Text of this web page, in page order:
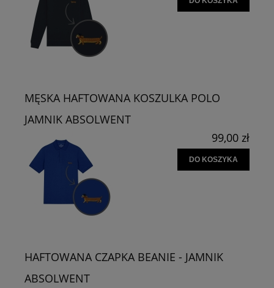
MĘSKA HAFTOWANA KOSZULKA POLO
JAMNIK ABSOLWENT
99,00 zł
DO KOSZYKA
HAFTOWANA CZAPKA BEANIE - JAMNIK
ABSOLWENT